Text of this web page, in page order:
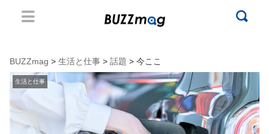
BUZZmag > 生活と仕事 > 話題 > 今ここ
生活と仕事